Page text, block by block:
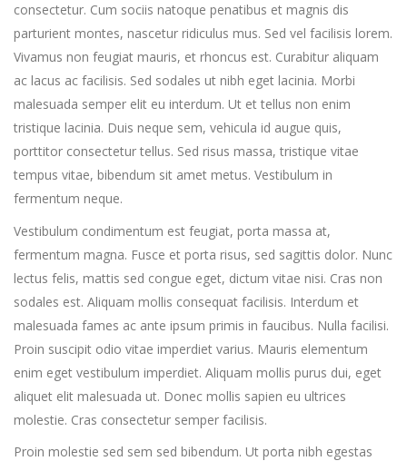
consectetur. Cum sociis natoque penatibus et magnis dis
parturient montes, nascetur ridiculus mus. Sed vel facilisis lorem.
Vivamus non feugiat mauris, et rhoncus est. Curabitur aliquam
ac lacus ac facilisis. Sed sodales ut nibh eget lacinia. Morbi
malesuada semper elit eu interdum. Ut et tellus non enim
tristique lacinia. Duis neque sem, vehicula id augue quis,
porttitor consectetur tellus. Sed risus massa, tristique vitae
tempus vitae, bibendum sit amet metus. Vestibulum in
fermentum neque.
Vestibulum condimentum est feugiat, porta massa at,
fermentum magna. Fusce et porta risus, sed sagittis dolor. Nunc
lectus felis, mattis sed congue eget, dictum vitae nisi. Cras non
sodales est. Aliquam mollis consequat facilisis. Interdum et
malesuada fames ac ante ipsum primis in faucibus. Nulla facilisi.
Proin suscipit odio vitae imperdiet varius. Mauris elementum
enim eget vestibulum imperdiet. Aliquam mollis purus dui, eget
aliquet elit malesuada ut. Donec mollis sapien eu ultrices
molestie. Cras consectetur semper facilisis.
Proin molestie sed sem sed bibendum. Ut porta nibh egestas